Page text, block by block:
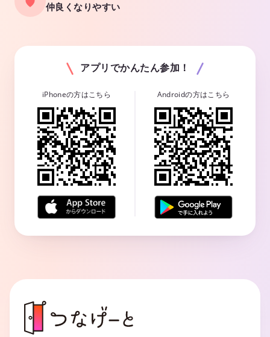
仲良くなりやすい
アプリでかんたん参加！
iPhoneの方はこちら Androidの方はこちら